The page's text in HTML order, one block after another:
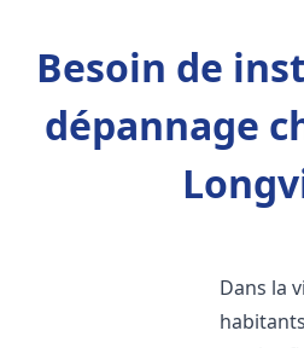
Besoin de
dépannage
Dans la